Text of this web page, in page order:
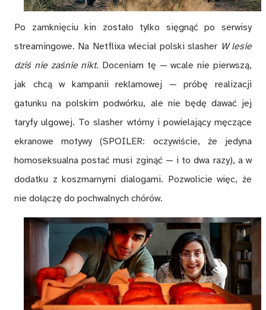
Po zamknięciu kin zostało tylko sięgnąć po serwisy
streamingowe. Na Netflixa wleciał polski slasher W lesie
dziś nie zaśnie nikt. Doceniam tę — wcale nie pierwszą,
jak chcą w kampanii reklamowej — próbę realizacji
gatunku na polskim podwórku, ale nie będę dawać jej
taryfy ulgowej. To slasher wtórny i powielający męczące
ekranowe motywy (SPOILER: oczywiście, że jedyna
homoseksualna postać musi zginąć — i to dwa razy), a w
dodatku z koszmarnymi dialogami. Pozwolicie więc, że
nie dołączę do pochwalnych chórów.